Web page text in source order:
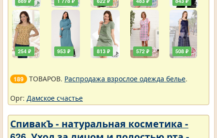
254 ₽ 953 ₽ 813 ₽ 572 ₽ 508 ₽
189 ТОВАРОВ. Распродажа взрослое одежда белье.
Орг: Дамское счастье
СпивакЪ - натуральная косметика -